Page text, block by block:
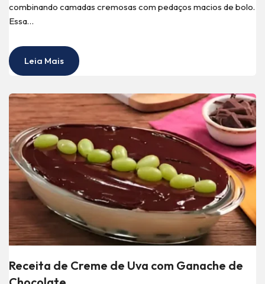
combinando camadas cremosas com pedaços macios de bolo.
Essa…
Leia Mais
Receita de Creme de Uva com Ganache de